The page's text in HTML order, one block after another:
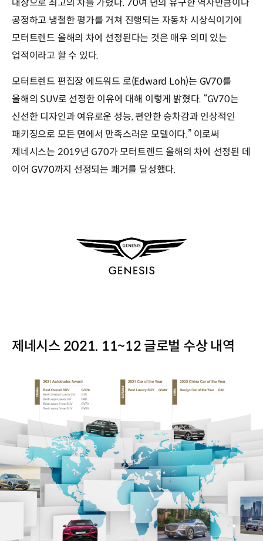
대상으로 최고의 차를 가렸다. 70여 년의 유구한 역사만큼이나
공정하고 냉철한 평가를 거쳐 진행되는 자동차 시상식이기에
모터트렌드 올해의 차에 선정된다는 것은 매우 의미 있는
업적이라고 할 수 있다.
모터트렌드 편집장 에드워드 로(Edward Loh)는 GV70를
올해의 SUV로 선정한 이유에 대해 이렇게 밝혔다. “GV70는
신선한 디자인과 여유로운 성능, 편안한 승차감과 인상적인
패키징으로 모든 면에서 만족스러운 모델이다.” 이로써
제네시스는 2019년 G70가 모터트렌드 올해의 차에 선정된 데
이어 GV70까지 선정되는 쾌거를 달성했다.
제네시스 2021. 11~12 글로벌 수상 내역